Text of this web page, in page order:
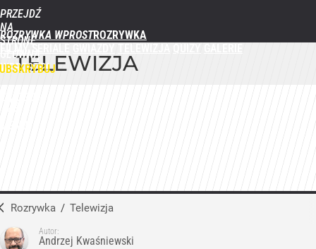
PRZEJDŹ
NA
STRONĘ
GŁÓWNĄ
WPROST.PL
ROZRYWKA WPROST
TELEWIZJA
Rozrywka / Telewizja
Autor:
Andrzej Kwaśniewski